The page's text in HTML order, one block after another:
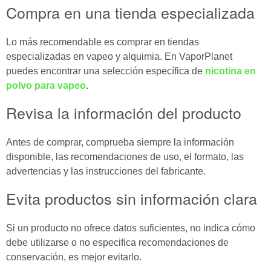
Compra en una tienda especializada
Lo más recomendable es comprar en tiendas
especializadas en vapeo y alquimia. En VaporPlanet
puedes encontrar una selección específica de nicotina en
polvo para vapeo.
Revisa la información del producto
Antes de comprar, comprueba siempre la información
disponible, las recomendaciones de uso, el formato, las
advertencias y las instrucciones del fabricante.
Evita productos sin información clara
Si un producto no ofrece datos suficientes, no indica cómo
debe utilizarse o no especifica recomendaciones de
conservación, es mejor evitarlo.